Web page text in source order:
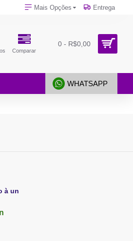
Mais Opções Entrega
Comparar
0 - R$0,00
WHATSAPP
à un